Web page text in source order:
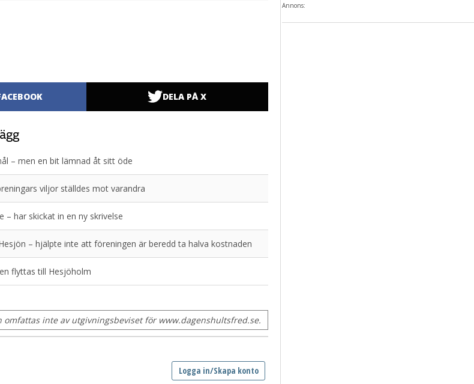
DELA PÅ X
– men en bit lämnad åt sitt öde
viljor ställdes mot varandra
– har skickat in en ny skrivelse
– hjälpte inte att föreningen är beredd ta halva kostnaden
flyttas till Hesjöholm
omfattas inte av utgivningsbeviset för www.dagenshultsfred.se.
Annons: